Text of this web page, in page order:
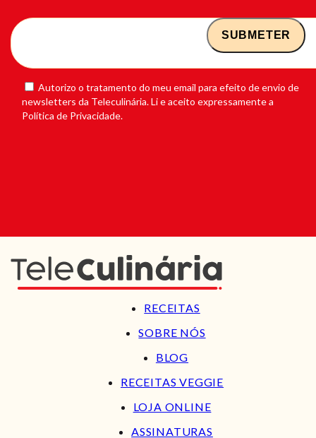
Autorizo o tratamento do meu email para efeito de envio de
newsletters da Teleculinária. Li e aceito expressamente a
Política de Privacidade.
RECEITAS
SOBRE NÓS
BLOG
RECEITAS VEGGIE
LOJA ONLINE
ASSINATURAS